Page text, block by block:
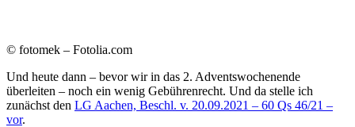
© fotomek – Fotolia.com
Und heute dann – bevor wir in das 2. Adventswochenende
überleiten – noch ein wenig Gebührenrecht. Und da stelle ich
zunächst den LG Aachen, Beschl. v. 20.09.2021 – 60 Qs 46/21 –
vor.